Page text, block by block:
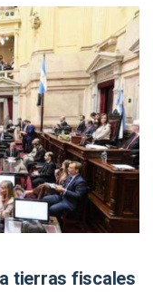
tierras fiscales